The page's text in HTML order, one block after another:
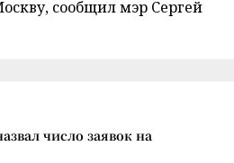
сообщил мэр Сергей
число заявок на